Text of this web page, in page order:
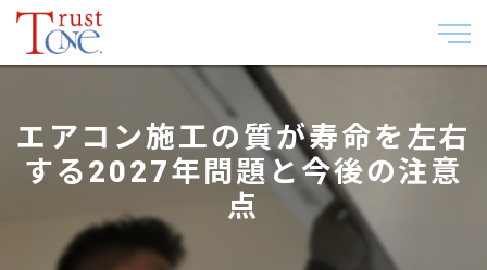
エアコン施工の質が寿命を左右
する2027年問題と今後の注意
点